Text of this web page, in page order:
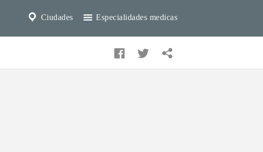
Especialidades medicas
Ciudades